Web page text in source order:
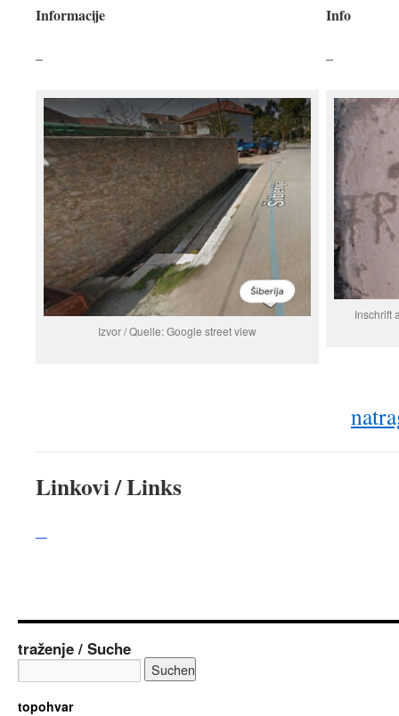
Informacije
–
Izvor / Quelle: Google street view
Info
–
Inschrift
Linkovi / Links
–
traženje / Suche
topohvar